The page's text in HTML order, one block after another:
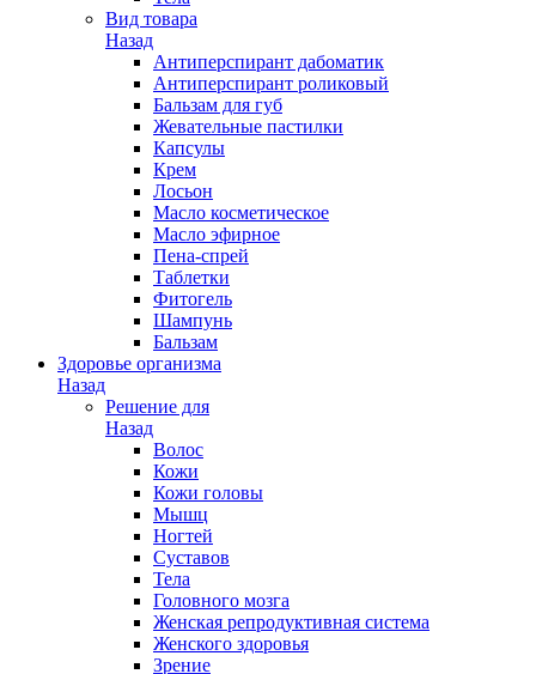
Вид товара
Назад
Антиперспирант дабоматик
Антиперспирант роликовый
Бальзам для губ
Жевательные пастилки
Капсулы
Крем
Лосьон
Масло косметическое
Масло эфирное
Пена-спрей
Таблетки
Фитогель
Шампунь
Бальзам
Здоровье организма
Назад
Решение для
Назад
Волос
Кожи
Кожи головы
Мышц
Ногтей
Суставов
Тела
Головного мозга
Женская репродуктивная система
Женского здоровья
Зрение